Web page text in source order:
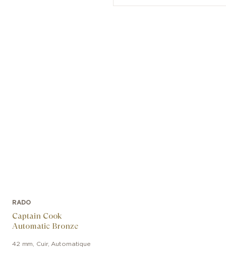
RADO
Captain Cook
Automatic Bronze
42 mm Cuir, Automatique